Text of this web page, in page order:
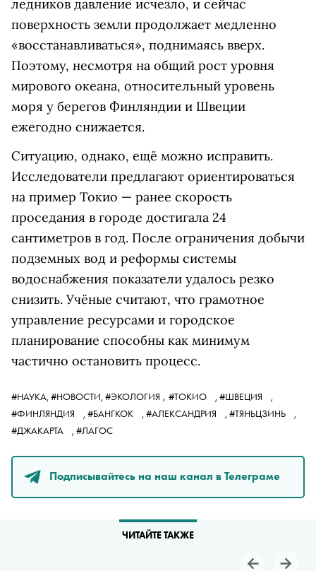
ледников давление исчезло, и сейчас
поверхность земли продолжает медленно
«восстанавливаться», поднимаясь вверх.
Поэтому, несмотря на общий рост уровня
мирового океана, относительный уровень
моря у берегов Финляндии и Швеции
ежегодно снижается.
Ситуацию, однако, ещё можно исправить.
Исследователи предлагают ориентироваться
на пример Токио — ранее скорость
проседания в городе достигала 24
сантиметров в год. После ограничения добычи
подземных вод и реформы системы
водоснабжения показатели удалось резко
снизить. Учёные считают, что грамотное
управление ресурсами и городское
планирование способны как минимум
частично остановить процесс.
#НАУКА, #НОВОСТИ, #ЭКОЛОГИЯ , #ТОКИО , #ШВЕЦИЯ
,
#ФИНЛЯНДИЯ
, #БАНГКОК , #АЛЕКСАНДРИЯ , #ТЯНЬЦЗИНЬ
,
#ДЖАКАРТА
, #ЛАГОС
Подписывайтесь на наш канал в Телеграме
ЧИТАЙТЕ ТАКЖЕ